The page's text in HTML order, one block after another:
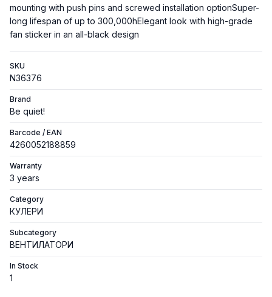
mounting with push pins and screwed installation optionSuper-
long lifespan of up to 300,000hElegant look with high-grade
fan sticker in an all-black design
SKU
N36376
Brand
Be quiet!
Barcode / EAN
4260052188859
Warranty
3 years
Category
КУЛЕРИ
Subcategory
ВЕНТИЛАТОРИ
In Stock
1